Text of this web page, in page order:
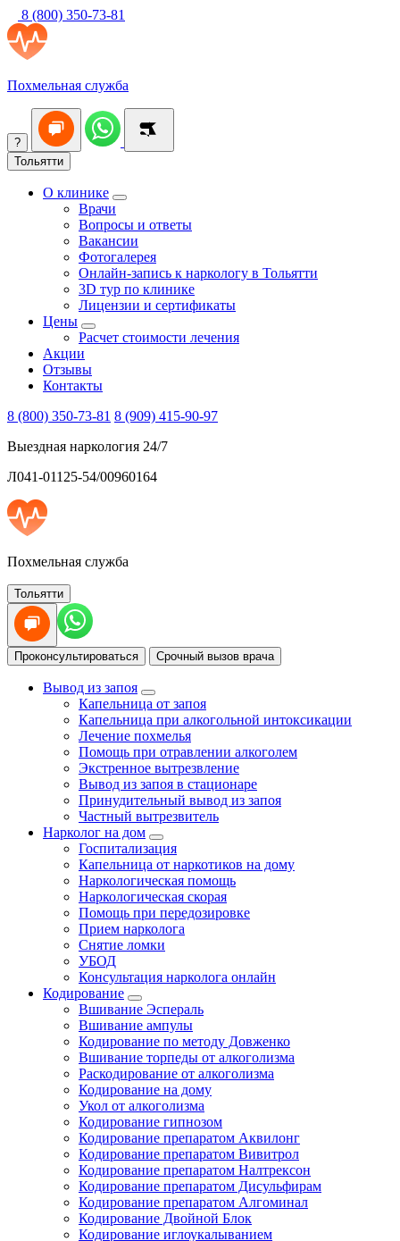
8 (800) 350-73-81
Похмельная служба
?
Тольятти
О клинике
Врачи
Вопросы и ответы
Вакансии
Фотогалерея
Онлайн-запись к наркологу в Тольятти
3D тур по клинике
Лицензии и сертификаты
Цены
Расчет стоимости лечения
Акции
Отзывы
Контакты
8 (800) 350-73-81 8 (909) 415-90-97
Выездная наркология 24/7
Л041-01125-54/00960164
Похмельная служба
Тольятти
Проконсультироваться Срочный вызов врача
Вывод из запоя
Капельница от запоя
Капельница при алкогольной интоксикации
Лечение похмелья
Помощь при отравлении алкоголем
Экстренное вытрезвление
Вывод из запоя в стационаре
Принудительный вывод из запоя
Частный вытрезвитель
Нарколог на дом
Госпитализация
Капельница от наркотиков на дому
Наркологическая помощь
Наркологическая скорая
Помощь при передозировке
Прием нарколога
Снятие ломки
УБОД
Консультация нарколога онлайн
Кодирование
Вшивание Эспераль
Вшивание ампулы
Кодирование по методу Довженко
Вшивание торпеды от алкоголизма
Раскодирование от алкоголизма
Кодирование на дому
Укол от алкоголизма
Кодирование гипнозом
Кодирование препаратом Аквилонг
Кодирование препаратом Вивитрол
Кодирование препаратом Налтрексон
Кодирование препаратом Дисульфирам
Кодирование препаратом Алгоминал
Кодирование Двойной Блок
Кодирование иглоукалыванием